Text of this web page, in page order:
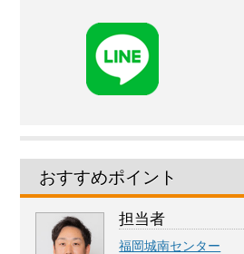
おすすめポイント
担当者
福岡城南センター